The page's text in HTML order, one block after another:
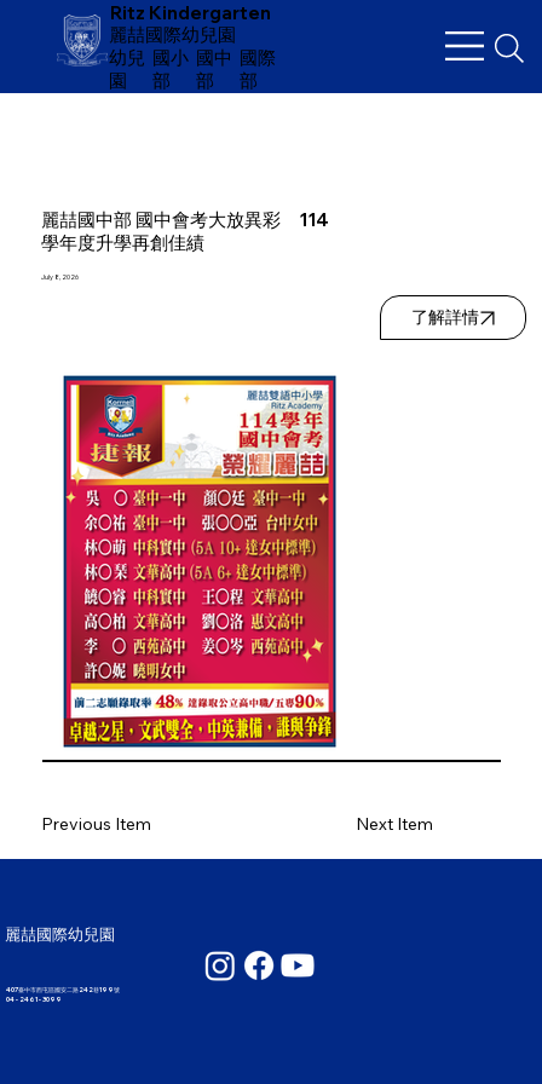
Ritz Kindergarten
麗喆國際幼兒園
幼兒
園
​國小
部
國中
部
國際
部
麗喆國中部 國中會考大放異彩 114
學年度升學再創佳績
July 8, 2026
了解詳情
Previous Item Next Item
麗喆國際幼兒園
407臺中市西屯區國安二路242巷199號
04 - 2461 - 3099